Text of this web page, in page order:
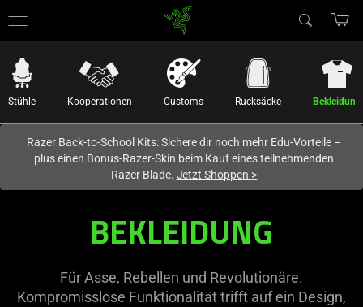
Du befindest dich aktuell auf der Website von
Stühle Kooperationen Customs Rucksäcke Bekleidung
Razer Back-to-School Kits: Sichere dir noch mehr Edu-Vorteile –
plus einen Bonus-Razer-Skin beim Kauf eines teilnehmenden
Razer Blade. Jetzt Shoppen >
BEKLEIDUNG
Für Asse, Rebellen und Revolutionäre.
Kompromisslose Funktionalität trifft auf ein Design,